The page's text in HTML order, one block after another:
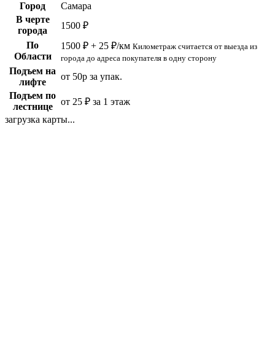
Город
Самара
В черте
города
1500 ₽
По
Области
1500 ₽ + 25 ₽/км Километраж считается от выезда из
города до адреса покупателя в одну сторону
Подъем на
лифте
от 50р за упак.
Подъем по
лестнице
от 25 ₽ за 1 этаж
загрузка карты...